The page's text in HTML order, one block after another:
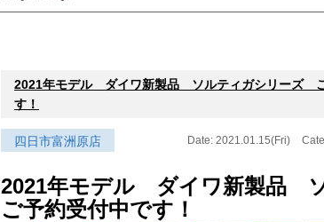
2021年モデル ダイワ新製品 ソルティガシリーズ
す！
四日市富洲原店 Date: 2021.01.15(Fri)
2021年モデル ダイワ新製品
ご予約受付中です！